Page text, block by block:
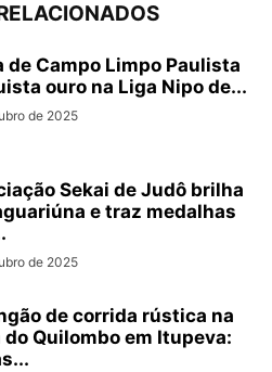
de Campo Limpo Paulista
ouro na Liga Nipo de...
de 2025
Sekai de Judô brilha
e traz medalhas
de 2025
de corrida rústica na
do Quilombo em Itupeva: